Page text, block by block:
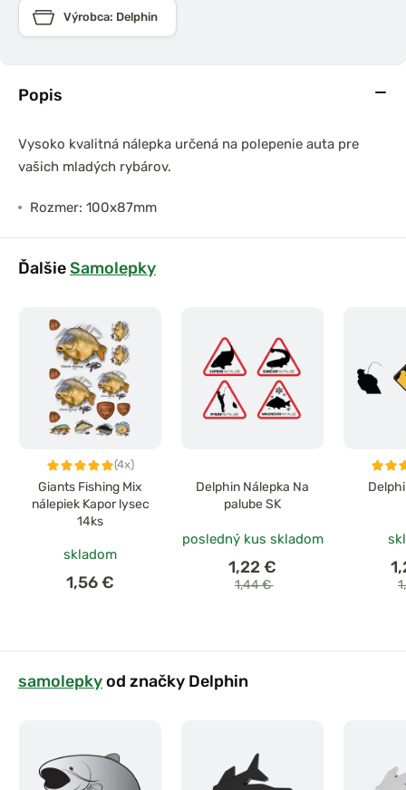
Popis
Vysoko kvalitná nálepka určená na polepenie auta pre
vašich mladých rybárov.
Rozmer: 100x87mm
ĎalšieSamolepky
(4x)
Giants Fishing Mix
nálepiek Kapor lysec
14ks
skladom
1,56 €
Delphin Nálepka Na
palube SK
posledný kus skladom
1,22 €
1,44 €
samolepkyod značky Delphin
Výrobca: Delphin